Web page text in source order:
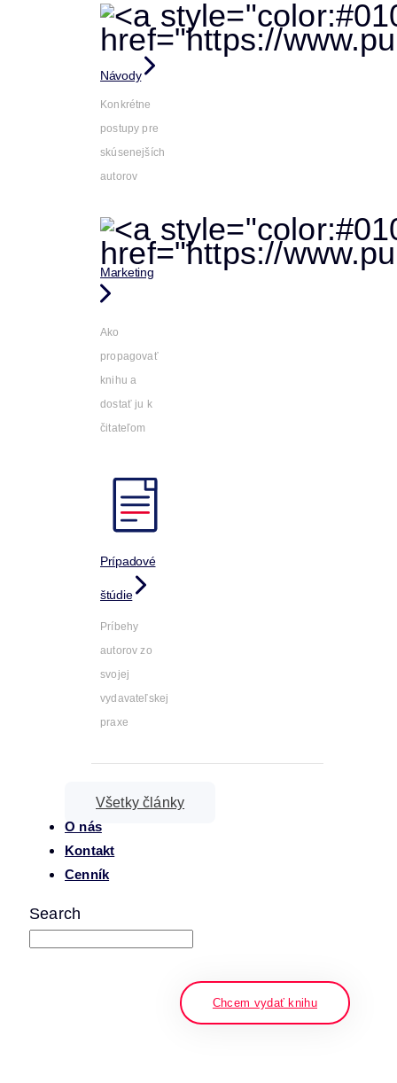
Návody
Konkrétne
postupy pre
skúsenejších
autorov
Marketing
Ako
propagovať
knihu a
dostať ju k
čitateľom
Prípadové
štúdie
Príbehy
autorov zo
svojej
vydavateľskej
praxe
Všetky články
O nás
Kontakt
Cenník
Search
Chcem vydať knihu